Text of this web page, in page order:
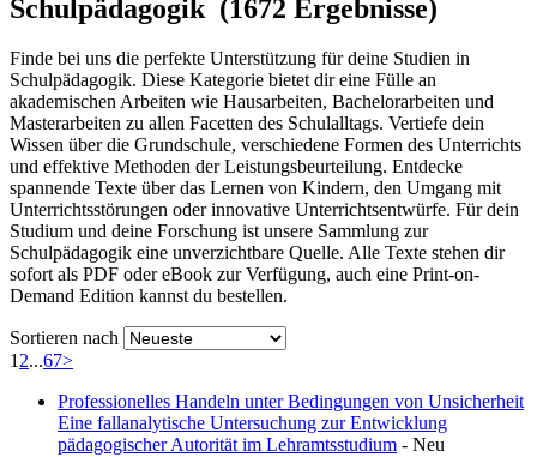
Schulpädagogik (1672 Ergebnisse)
Finde bei uns die perfekte Unterstützung für deine Studien in
Schulpädagogik. Diese Kategorie bietet dir eine Fülle an
akademischen Arbeiten wie Hausarbeiten, Bachelorarbeiten und
Masterarbeiten zu allen Facetten des Schulalltags. Vertiefe dein
Wissen über die Grundschule, verschiedene Formen des Unterrichts
und effektive Methoden der Leistungsbeurteilung. Entdecke
spannende Texte über das Lernen von Kindern, den Umgang mit
Unterrichtsstörungen oder innovative Unterrichtsentwürfe. Für dein
Studium und deine Forschung ist unsere Sammlung zur
Schulpädagogik eine unverzichtbare Quelle. Alle Texte stehen dir
sofort als PDF oder eBook zur Verfügung, auch eine Print-on-
Demand Edition kannst du bestellen.
Sortieren nach
12...67>
Professionelles Handeln unter Bedingungen von Unsicherheit
Eine fallanalytische Untersuchung zur Entwicklung
pädagogischer Autorität im Lehramtsstudium - Neu